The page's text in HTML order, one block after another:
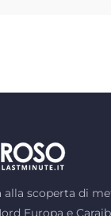
alla scoperta di
Europa e